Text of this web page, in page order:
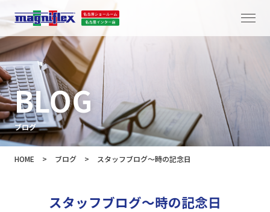
BLOG
ブログ
HOME > ブログ > スタッフブログ～時の記念日
スタッフブログ～時の記念日